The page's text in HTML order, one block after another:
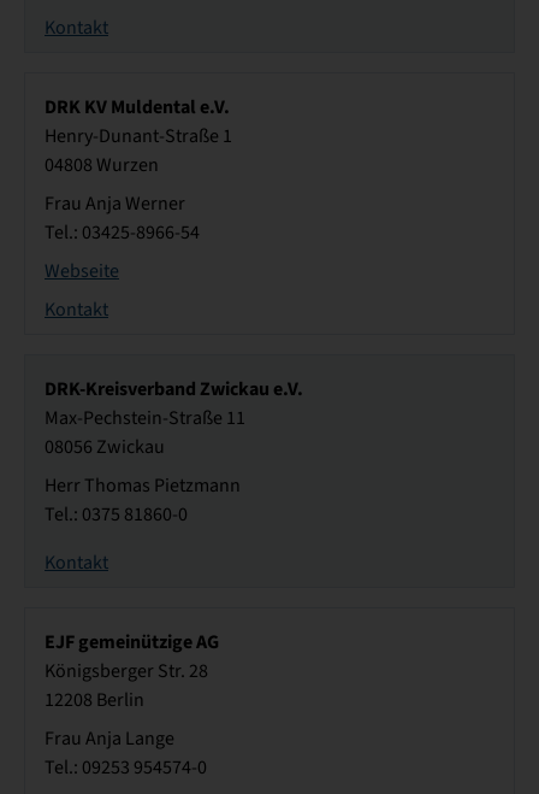
Kontakt
DRK KV Muldental e.V.
Henry-Dunant-Straße 1
04808 Wurzen
Frau Anja Werner
Tel.: 03425-8966-54
Webseite
Kontakt
DRK-Kreisverband Zwickau e.V.
Max-Pechstein-Straße 11
08056 Zwickau
Herr Thomas Pietzmann
Tel.: 0375 81860-0
Kontakt
EJF gemeinützige AG
Königsberger Str. 28
12208 Berlin
Frau Anja Lange
Tel.: 09253 954574-0